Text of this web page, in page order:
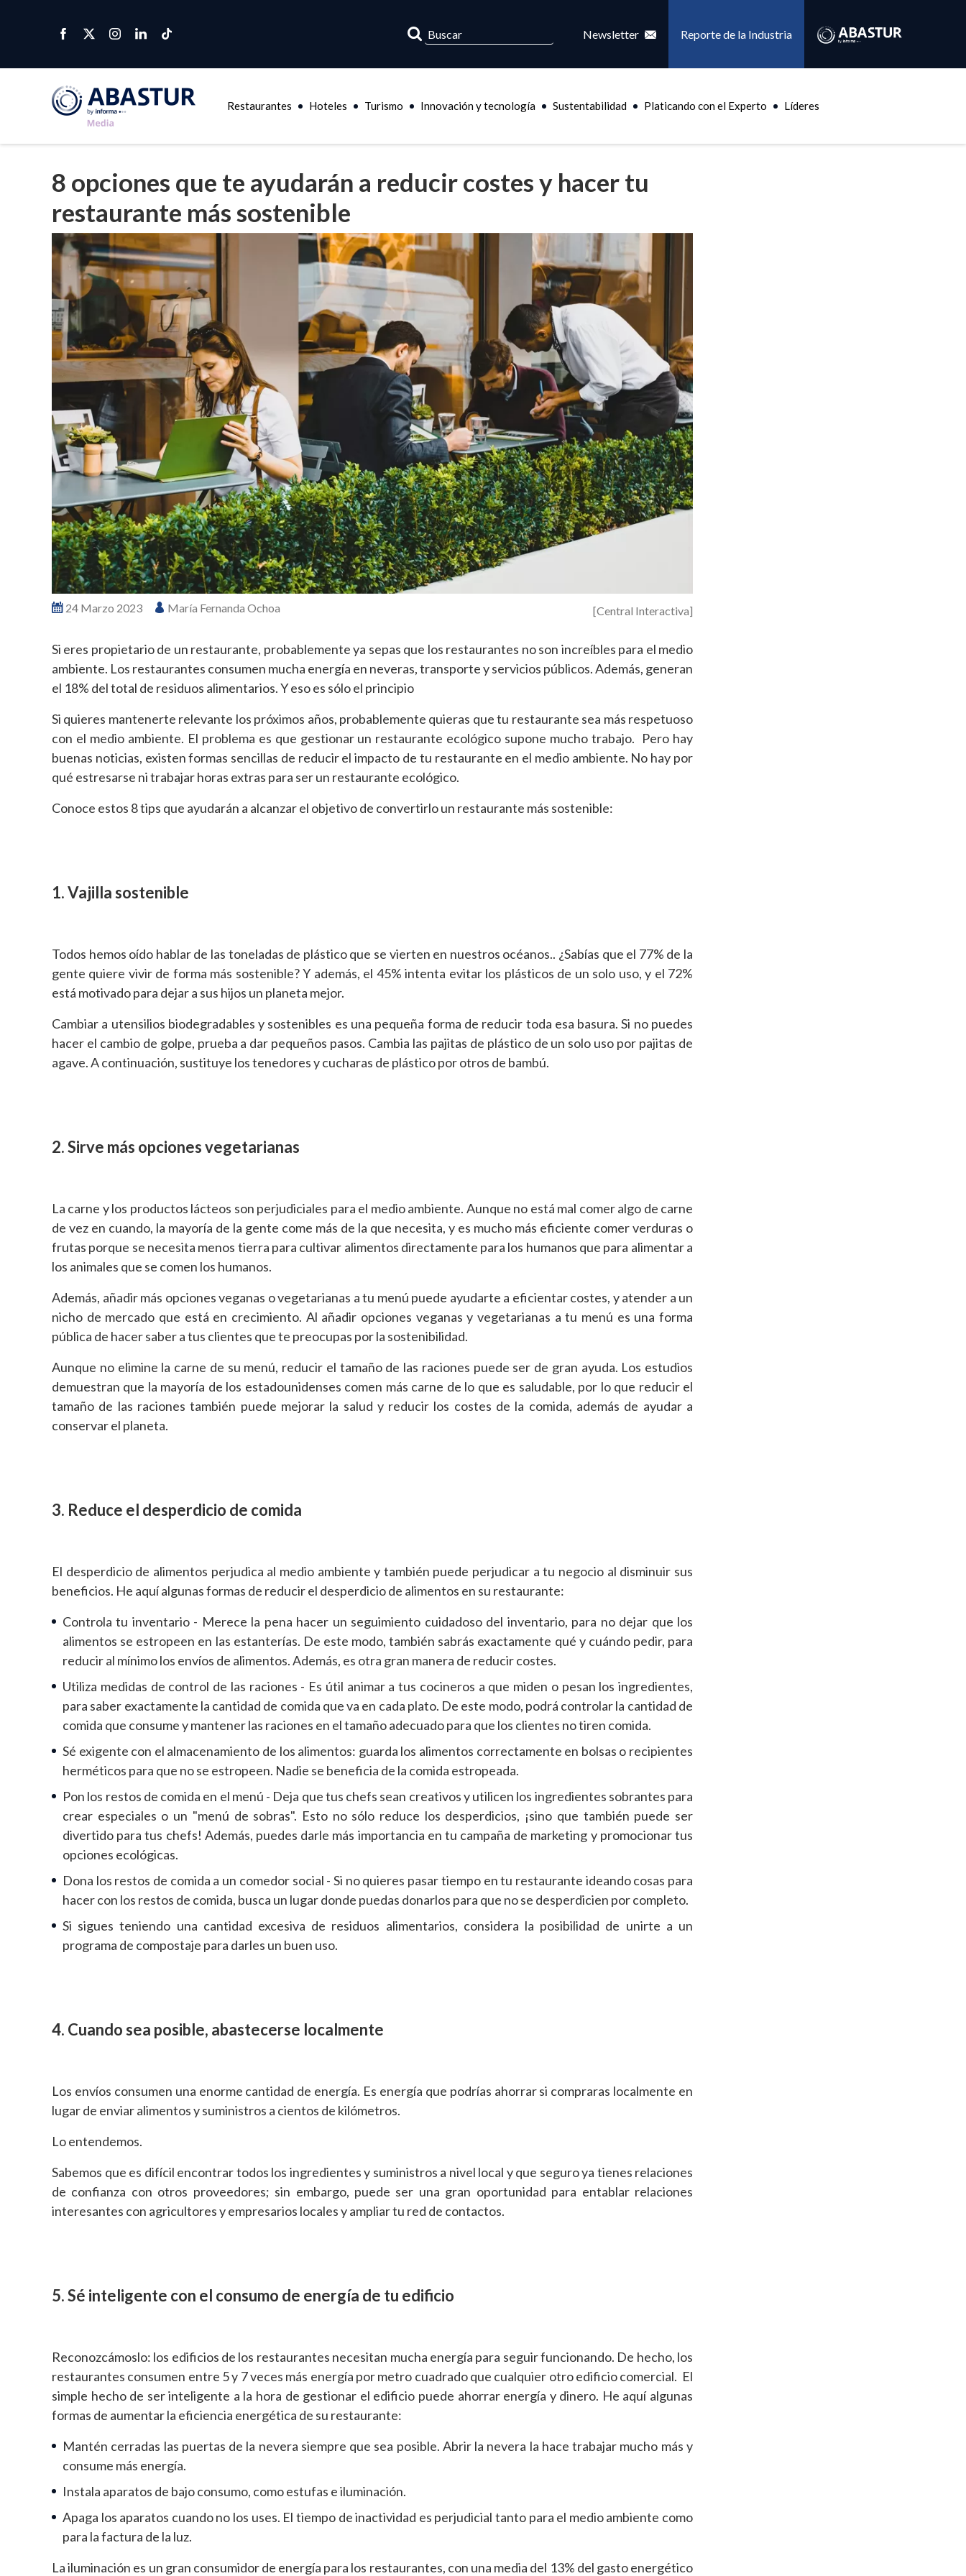
Newsletter Reporte de la Industria
Restaurantes Hoteles Turismo Innovación y tecnología Sustentabilidad Platicando con el Experto Líderes
8 opciones que te ayudarán a reducir costes y hacer tu
restaurante más sostenible
24 Marzo 2023 María Fernanda Ochoa [Central Interactiva]
Si eres propietario de un restaurante, probablemente ya sepas que los restaurantes no son increíbles para el medio
ambiente. Los restaurantes consumen mucha energía en neveras, transporte y servicios públicos. Además, generan
el 18% del total de residuos alimentarios. Y eso es sólo el principio
Si quieres mantenerte relevante los próximos años, probablemente quieras que tu restaurante sea más respetuoso
con el medio ambiente. El problema es que gestionar un restaurante ecológico supone mucho trabajo. Pero hay
buenas noticias, existen formas sencillas de reducir el impacto de tu restaurante en el medio ambiente. No hay por
qué estresarse ni trabajar horas extras para ser un restaurante ecológico.
Conoce estos 8 tips que ayudarán a alcanzar el objetivo de convertirlo un restaurante más sostenible:
1. Vajilla sostenible
Todos hemos oído hablar de las toneladas de plástico que se vierten en nuestros océanos.. ¿Sabías que el 77% de la
gente quiere vivir de forma más sostenible? Y además, el 45% intenta evitar los plásticos de un solo uso, y el 72%
está motivado para dejar a sus hijos un planeta mejor.
Cambiar a utensilios biodegradables y sostenibles es una pequeña forma de reducir toda esa basura. Si no puedes
hacer el cambio de golpe, prueba a dar pequeños pasos. Cambia las pajitas de plástico de un solo uso por pajitas de
agave. A continuación, sustituye los tenedores y cucharas de plástico por otros de bambú.
2. Sirve más opciones vegetarianas
La carne y los productos lácteos son perjudiciales para el medio ambiente. Aunque no está mal comer algo de carne
de vez en cuando, la mayoría de la gente come más de la que necesita, y es mucho más eficiente comer verduras o
frutas porque se necesita menos tierra para cultivar alimentos directamente para los humanos que para alimentar a
los animales que se comen los humanos.
Además, añadir más opciones veganas o vegetarianas a tu menú puede ayudarte a eficientar costes, y atender a un
nicho de mercado que está en crecimiento. Al añadir opciones veganas y vegetarianas a tu menú es una forma
pública de hacer saber a tus clientes que te preocupas por la sostenibilidad.
Aunque no elimine la carne de su menú, reducir el tamaño de las raciones puede ser de gran ayuda. Los estudios
demuestran que la mayoría de los estadounidenses comen más carne de lo que es saludable, por lo que reducir el
tamaño de las raciones también puede mejorar la salud y reducir los costes de la comida, además de ayudar a
conservar el planeta.
3. Reduce el desperdicio de comida
El desperdicio de alimentos perjudica al medio ambiente y también puede perjudicar a tu negocio al disminuir sus
beneficios. He aquí algunas formas de reducir el desperdicio de alimentos en su restaurante:
Controla tu inventario - Merece la pena hacer un seguimiento cuidadoso del inventario, para no dejar que los
alimentos se estropeen en las estanterías. De este modo, también sabrás exactamente qué y cuándo pedir, para
reducir al mínimo los envíos de alimentos. Además, es otra gran manera de reducir costes.
Utiliza medidas de control de las raciones - Es útil animar a tus cocineros a que miden o pesan los ingredientes,
para saber exactamente la cantidad de comida que va en cada plato. De este modo, podrá controlar la cantidad de
comida que consume y mantener las raciones en el tamaño adecuado para que los clientes no tiren comida.
Sé exigente con el almacenamiento de los alimentos: guarda los alimentos correctamente en bolsas o recipientes
herméticos para que no se estropeen. Nadie se beneficia de la comida estropeada.
Pon los restos de comida en el menú - Deja que tus chefs sean creativos y utilicen los ingredientes sobrantes para
crear especiales o un "menú de sobras". Esto no sólo reduce los desperdicios, ¡sino que también puede ser
divertido para tus chefs! Además, puedes darle más importancia en tu campaña de marketing y promocionar tus
opciones ecológicas.
Dona los restos de comida a un comedor social - Si no quieres pasar tiempo en tu restaurante ideando cosas para
hacer con los restos de comida, busca un lugar donde puedas donarlos para que no se desperdicien por completo.
Si sigues teniendo una cantidad excesiva de residuos alimentarios, considera la posibilidad de unirte a un
programa de compostaje para darles un buen uso.
4. Cuando sea posible, abastecerse localmente
Los envíos consumen una enorme cantidad de energía. Es energía que podrías ahorrar si compraras localmente en
lugar de enviar alimentos y suministros a cientos de kilómetros.
Lo entendemos.
Sabemos que es difícil encontrar todos los ingredientes y suministros a nivel local y que seguro ya tienes relaciones
de confianza con otros proveedores; sin embargo, puede ser una gran oportunidad para entablar relaciones
interesantes con agricultores y empresarios locales y ampliar tu red de contactos.
5. Sé inteligente con el consumo de energía de tu edificio
Reconozcámoslo: los edificios de los restaurantes necesitan mucha energía para seguir funcionando. De hecho, los
restaurantes consumen entre 5 y 7 veces más energía por metro cuadrado que cualquier otro edificio comercial. El
simple hecho de ser inteligente a la hora de gestionar el edificio puede ahorrar energía y dinero. He aquí algunas
formas de aumentar la eficiencia energética de su restaurante:
Mantén cerradas las puertas de la nevera siempre que sea posible. Abrir la nevera la hace trabajar mucho más y
consume más energía.
Instala aparatos de bajo consumo, como estufas e iluminación.
Apaga los aparatos cuando no los uses. El tiempo de inactividad es perjudicial tanto para el medio ambiente como
para la factura de la luz.
La iluminación es un gran consumidor de energía para los restaurantes, con una media del 13% del gasto energético